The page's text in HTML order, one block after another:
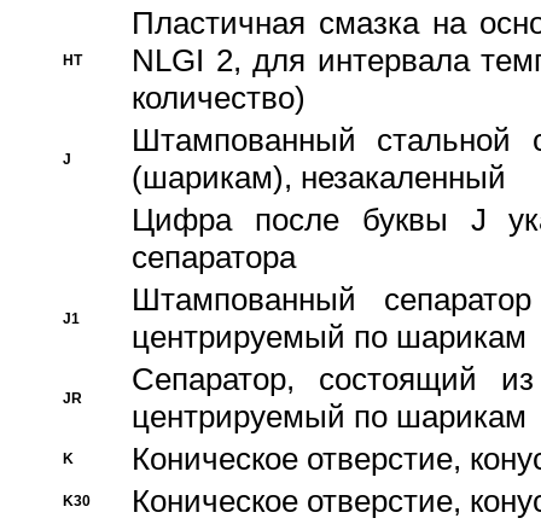
HT
Пластичная смазка на
NLGI 2, для интервала
количество)
J
Штампованный стальной
(шарикам), незакаленный
Цифра после буквы J
сепаратора
J1
Штампованный
центрируемый по шарикам
JR
Сепаратор, состоящий
центрируемый по шарикам
K Коническое отверстие,
K30 Коническое отверстие,